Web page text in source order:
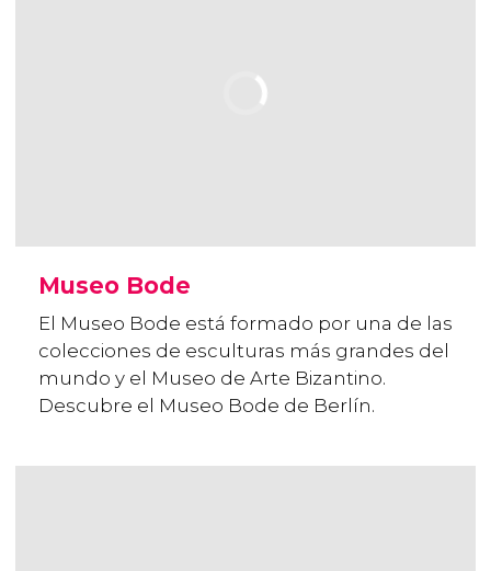
Museo Bode
El Museo Bode está formado por una de las
colecciones de esculturas más grandes del
mundo y el Museo de Arte Bizantino.
Descubre el Museo Bode de Berlín.